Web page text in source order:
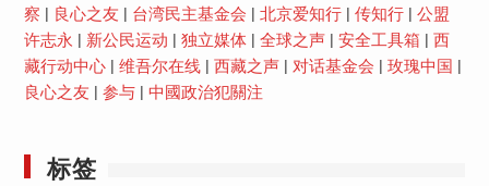
察
良心之友 台湾民主基金会 北京爱知行| 传知行| 公盟
许志永
新公民运动 独立媒体| 全球之声| 安全工具箱
西
藏行动中心| 维吾尔在线| 西藏之声| 对话基金会 玫瑰中国
良心之友
参与| 中國政治犯關注
标签